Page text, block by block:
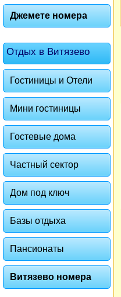
Джемете номера
Отдых в Витязево
Гостиницы и Отели
Мини гостиницы
Гостевые дома
Частный сектор
Дом под ключ
Базы отдыха
Пансионаты
Витязево номера